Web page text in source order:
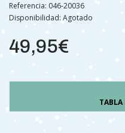
Referencia: 046-20036
Disponibilidad: Agotado
49,95€
TABLA